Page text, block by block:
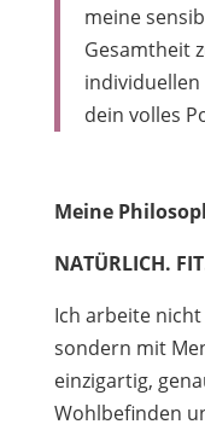
meine
Gesamtheit
individuellen
dein volles
Meine
NATÜRLICH.
Ich arbeite
sondern mit
einzigartig,
Wohlbefinden